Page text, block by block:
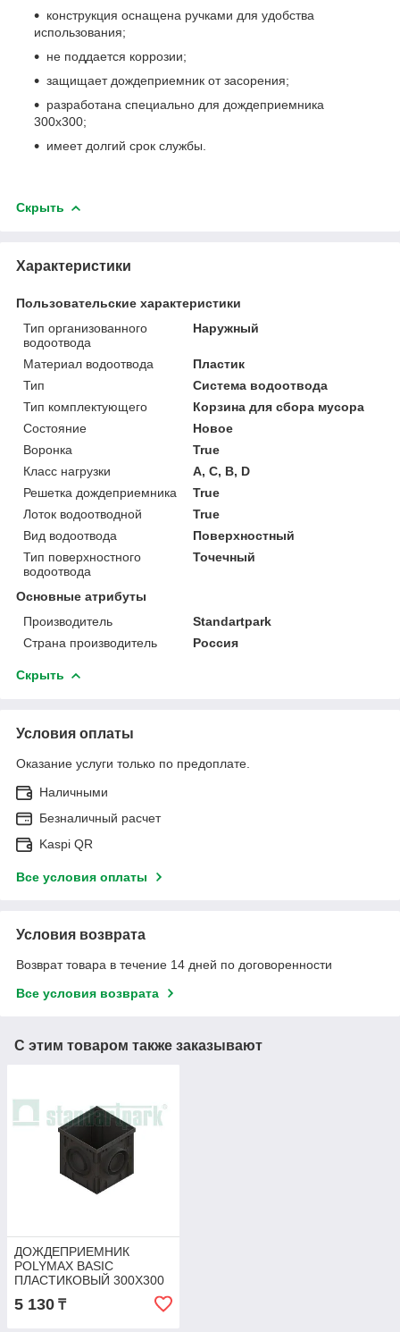
конструкция оснащена ручками для удобства
использования;
не поддается коррозии;
защищает дождеприемник от засорения;
разработана специально для дождеприемника
300х300;
имеет долгий срок службы.
Скрыть
Характеристики
Пользовательские характеристики
Тип организованного
водоотвода
Наружный
Материал водоотвода
Пластик
Тип
Система водоотвода
Тип комплектующего
Корзина для сбора мусора
Состояние
Новое
Воронка
True
Класс нагрузки
А, С, В, D
Решетка дождеприемника
True
Лоток водоотводной
True
Вид водоотвода
Поверхностный
Тип поверхностного
водоотвода
Точечный
Основные атрибуты
Производитель
Standartpark
Страна производитель
Россия
Скрыть
Условия оплаты
Оказание услуги только по предоплате.
Наличными
Безналичный расчет
Kaspi QR
Все условия оплаты
Условия возврата
Возврат товара в течение 14 дней по договоренности
Все условия возврата
С этим товаром также заказывают
ДОЖДЕПРИЕМНИК
POLYMAX BASIC
ПЛАСТИКОВЫЙ 300Х300
5 130 ₸